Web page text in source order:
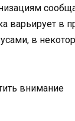
варьирует в
в
внимание